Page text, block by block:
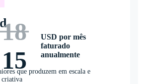
USD por mês
faturado
anualmente
que produzem em escala e
criativa